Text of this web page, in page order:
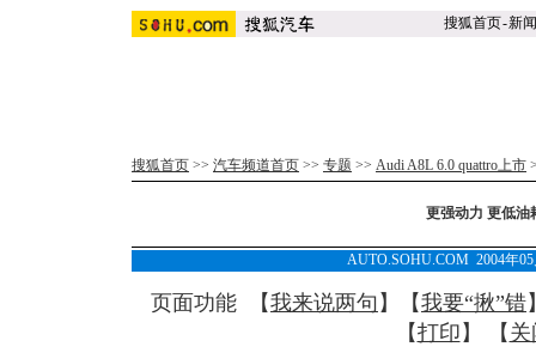
搜狐首页-新闻
搜狐首页 >> 汽车频道首页 >> 专题 >> Audi A8L 6.0 quattro上市
更强动力 更低油
AUTO.SOHU.COM 2004年
页面功能 【我来说两句 】【我要“揪”错
【打印 】 【 关